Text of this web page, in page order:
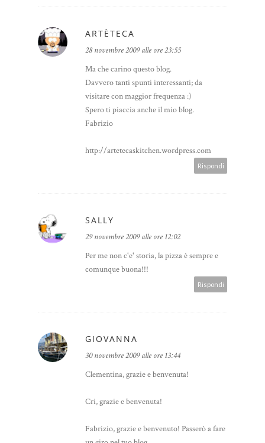
ARTÈTECA
28 novembre 2009 alle ore 23:55
Ma che carino questo blog.
Davvero tanti spunti interessanti; da
visitare con maggior frequenza :)
Spero ti piaccia anche il mio blog.
Fabrizio
http://artetecaskitchen.wordpress.com
Rispondi
SALLY
29 novembre 2009 alle ore 12:02
Per me non c'e' storia, la pizza è sempre e
comunque buona!!!
Rispondi
GIOVANNA
30 novembre 2009 alle ore 13:44
Clementina, grazie e benvenuta!
Cri, grazie e benvenuta!
Fabrizio, grazie e benvenuto! Passerò a fare